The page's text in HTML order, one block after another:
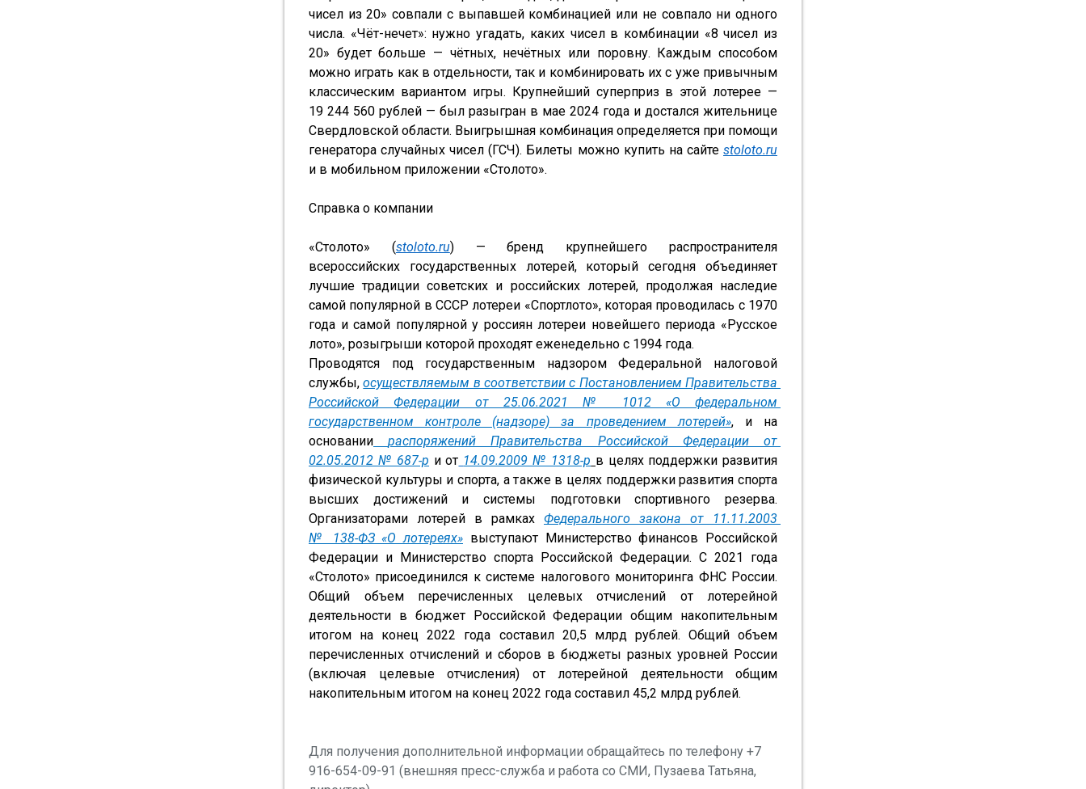
чисел из 20» совпали с выпавшей комбинацией или не совпало ни одного
числа. «Чёт-нечет»: нужно угадать, каких чисел в комбинации «8 чисел из
20» будет больше — чётных, нечётных или поровну. Каждым способом
можно играть как в отдельности, так и комбинировать их с уже привычным
классическим вариантом игры. Крупнейший суперприз в этой лотерее —
19 244 560 рублей — был разыгран в мае 2024 года и достался жительнице
Свердловской области. Выигрышная комбинация определяется при помощи
генератора случайных чисел (ГСЧ). Билеты можно купить на сайте stoloto.ru
и в мобильном приложении «Столото».
Справка о компании
«Столото» (stoloto.ru) — бренд крупнейшего распространителя
всероссийских государственных лотерей, который сегодня объединяет
лучшие традиции советских и российских лотерей, продолжая наследие
самой популярной в СССР лотереи «Спортлото», которая проводилась с 1970
года и самой популярной у россиян лотереи новейшего периода «Русское
лото», розыгрыши которой проходят еженедельно с 1994 года.
Проводятся под государственным надзором Федеральной налоговой
службы, осуществляемым в соответствии с Постановлением Правительства
Российской Федерации от 25.06.2021 № 1012 «О федеральном
государственном контроле (надзоре) за проведением лотерей», и на
основании
распоряжений Правительства Российской Федерации от
02.05.2012 № 687-р и от 14.09.2009 № 1318-р в целях поддержки развития
физической культуры и спорта, а также в целях поддержки развития спорта
высших достижений и системы подготовки спортивного резерва.
Организаторами лотерей в рамках Федерального закона от 11.11.2003
№ 138-ФЗ «О лотереях» выступают Министерство финансов Российской
Федерации и Министерство спорта Российской Федерации. С 2021 года
«Столото» присоединился к системе налогового мониторинга ФНС России.
Общий объем перечисленных целевых отчислений от лотерейной
деятельности в бюджет Российской Федерации общим накопительным
итогом на конец 2022 года составил 20,5 млрд рублей. Общий объем
перечисленных отчислений и сборов в бюджеты разных уровней России
(включая целевые отчисления) от лотерейной деятельности общим
накопительным итогом на конец 2022 года составил 45,2 млрд рублей.
Для получения дополнительной информации обращайтесь по телефону +7
916-654-09-91 (внешняя пресс-служба и работа со СМИ, Пузаева Татьяна,